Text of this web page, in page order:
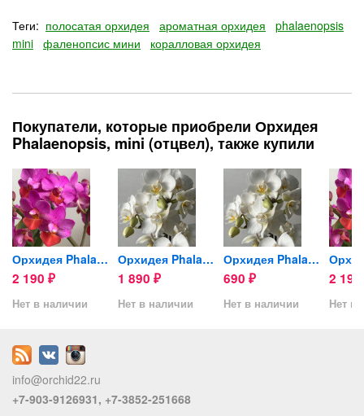
Теги: полосатая орхидея ароматная орхидея
phalaenopsis
mini фаленопсис мини коралловая орхидея
Покупатели, которые приобрели Орхидея
Phalaenopsis, mini (отцвел), также купили
Орхидея Phalaenopsis Liu's...
2 190 ₽
Нет в наличии
Орхидея Phalaenopsis Wild...
1 890 ₽
Нет в наличии
Орхидея Phalaenopsis Wild...
690 ₽
Нет в наличии
2 190
Нет в
info@orchid22.ru
+7-903-9126931, +7-3852-251668